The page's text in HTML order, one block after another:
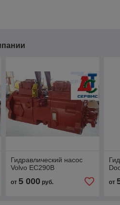
Гидравлический насос
Volvo EC290B
от 5 000руб. от